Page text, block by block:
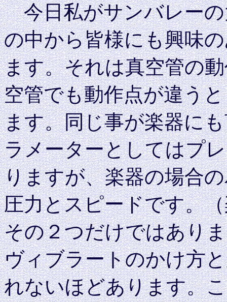
今日私がサンバレーの
の中から皆様にも興味
ます。それは真空管の
空管でも動作点が違う
ます。同じ事が楽器に
ラメーターとしてはプ
りますが、楽器の場合
圧力とスピードです。
その２つだけではあり
ヴィブラートのかけ方
れないほどあります。